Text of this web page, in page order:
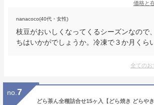
価格と
nanacoco(40代・女性)
枝豆がおいしくなってくるシーズンなので
ちはいかがでしょうか。冷凍で３か月くら
全てのお
no. 7